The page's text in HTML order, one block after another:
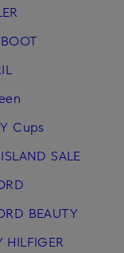
Cups
SALE
BEAUTY
HILFIGER